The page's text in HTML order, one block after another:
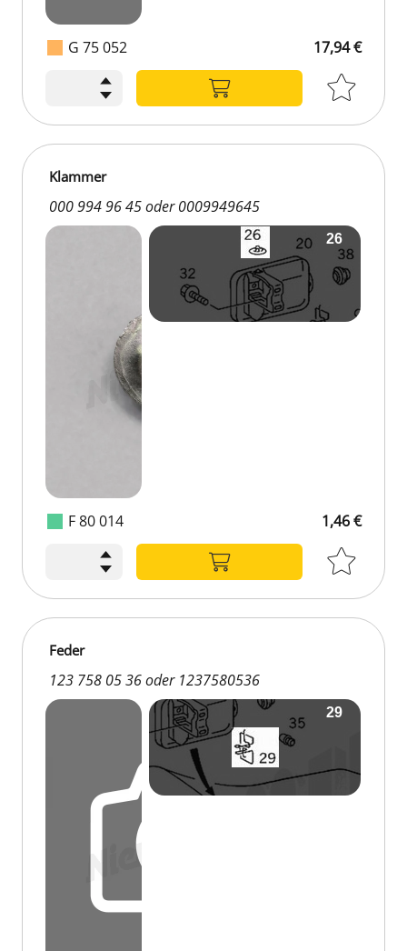
G 75 052 17,94 €
F 80 014
Klammer
000 994 96 45 oder 0009949645
1,46 €
Feder
123 758 05 36 oder 1237580536